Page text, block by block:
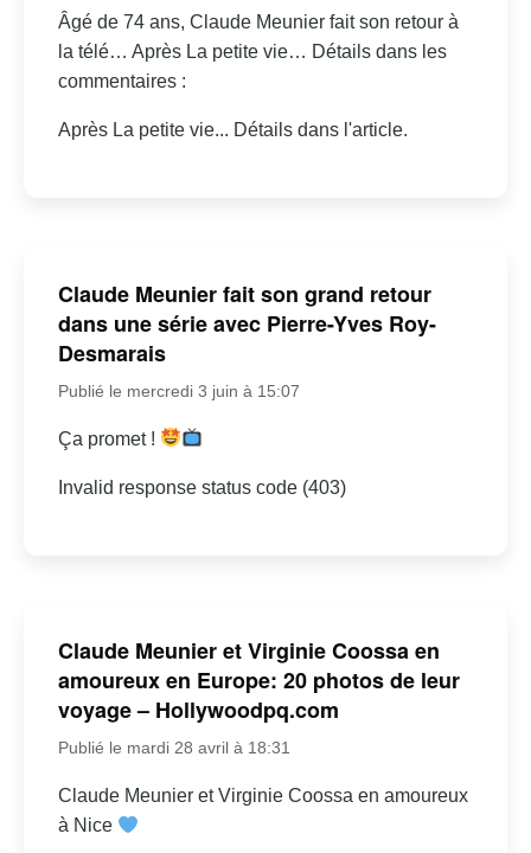
Âgé de 74 ans, Claude Meunier fait son retour à
la télé… Après La petite vie… Détails dans les
commentaires :
Après La petite vie... Détails dans l'article.
Claude Meunier fait son grand retour
dans une série avec Pierre-Yves Roy-
Desmarais
Publié le mercredi 3 juin à 15:07
Ça promet !
Invalid response status code (403)
Claude Meunier et Virginie Coossa en
amoureux en Europe: 20 photos de leur
voyage – Hollywoodpq.com
Publié le mardi 28 avril à 18:31
Claude Meunier et Virginie Coossa en amoureux
à Nice